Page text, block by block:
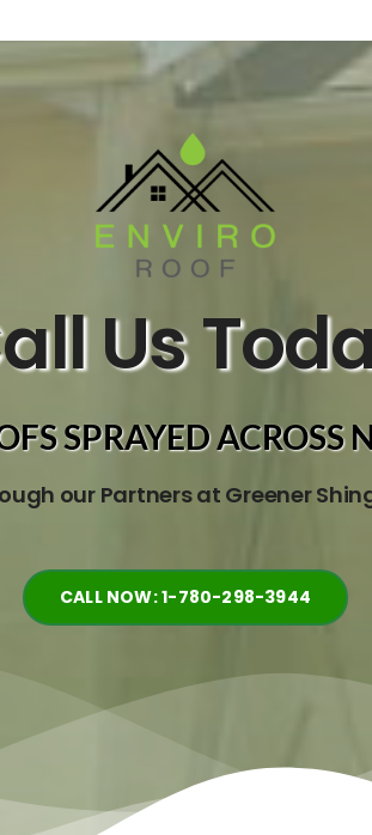
Us
SPRAYED ACROSS
our Partners at Greener
CALL NOW: 1-780-298-3944